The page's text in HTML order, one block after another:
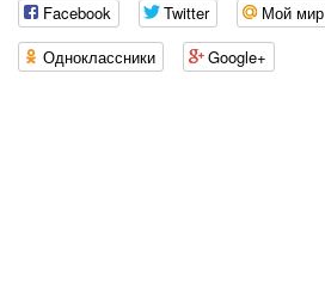
Facebook Twitter Мой мир
Одноклассники
Google+